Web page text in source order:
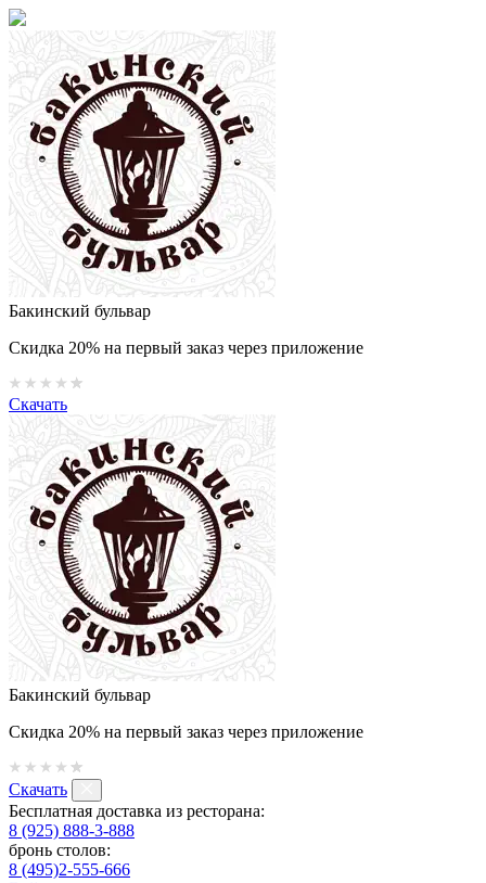
Бакинский бульвар
Скидка 20% на первый заказ через приложение
Скачать
Бакинский бульвар
Скидка 20% на первый заказ через приложение
Скачать
Бесплатная доставка из ресторана:
8 (925) 888-3-888
бронь столов:
8 (495)2-555-666